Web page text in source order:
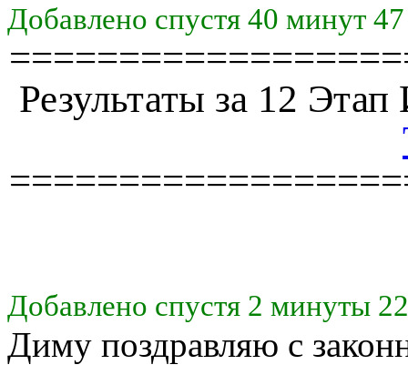
Добавлено спустя 40 минут
Результаты за 12
Добавлено спустя 2 минуты
Диму поздравляю с